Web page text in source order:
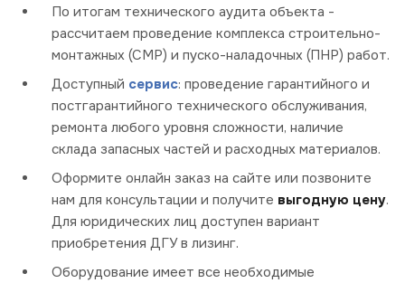
По итогам технического аудита объекта -
рассчитаем проведение комплекса строительно-
монтажных (СМР) и пуско-наладочных (ПНР) работ.
Доступный сервис: проведение гарантийного и
постгарантийного технического обслуживания,
ремонта любого уровня сложности, наличие
склада запасных частей и расходных материалов.
Оформите онлайн заказ на сайте или позвоните
нам для консультации и получите выгодную цену.
Для юридических лиц доступен вариант
приобретения ДГУ в лизинг.
Оборудование имеет все необходимые